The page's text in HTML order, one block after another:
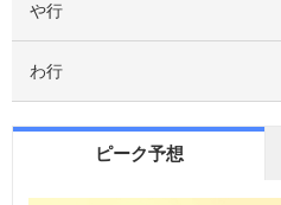
や行
わ行
ピーク予想